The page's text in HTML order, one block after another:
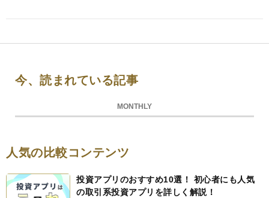
今、読まれている記事
MONTHLY
人気の比較コンテンツ
投資アプリのおすすめ10選！ 初心者にも人気
の取引系投資アプリを詳しく解説！